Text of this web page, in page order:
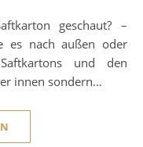
es nach außen oder
und den
innen sondern…